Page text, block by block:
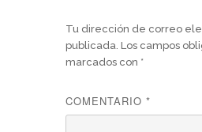
Tu dirección de correo
publicada. Los campos
marcados con *
COMENTARIO *